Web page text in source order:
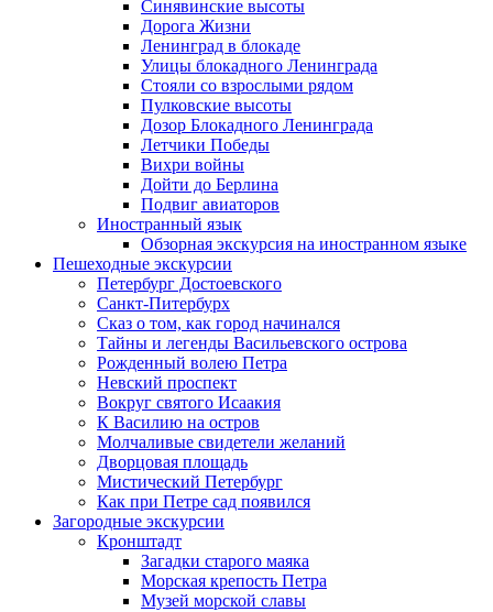
Синявинские высоты
Дорога Жизни
Ленинград в блокаде
Улицы блокадного Ленинграда
Стояли со взрослыми рядом
Пулковские высоты
Дозор Блокадного Ленинграда
Летчики Победы
Вихри войны
Дойти до Берлина
Подвиг авиаторов
Иностранный язык
Обзорная экскурсия на иностранном языке
Пешеходные экскурсии
Петербург Достоевского
Санкт-Питербурх
Сказ о том, как город начинался
Тайны и легенды Васильевского острова
Рожденный волею Петра
Невский проспект
Вокруг святого Исаакия
К Василию на остров
Молчаливые свидетели желаний
Дворцовая площадь
Мистический Петербург
Как при Петре сад появился
Загородные экскурсии
Кронштадт
Загадки старого маяка
Морская крепость Петра
Музей морской славы